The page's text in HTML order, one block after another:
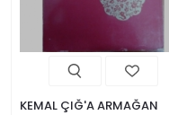
KEMAL ÇIĞ'A ARMAĞAN